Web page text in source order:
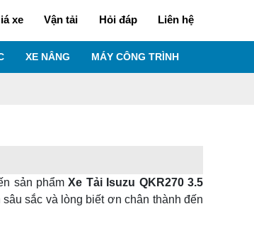
xe Vận tải Hỏi đáp Liên hệ
XE NÂNG MÁY CÔNG TRÌNH
sản phẩmXe Tải Isuzu QKR270 3.5
sắc và lòng biết ơn chân thành đến